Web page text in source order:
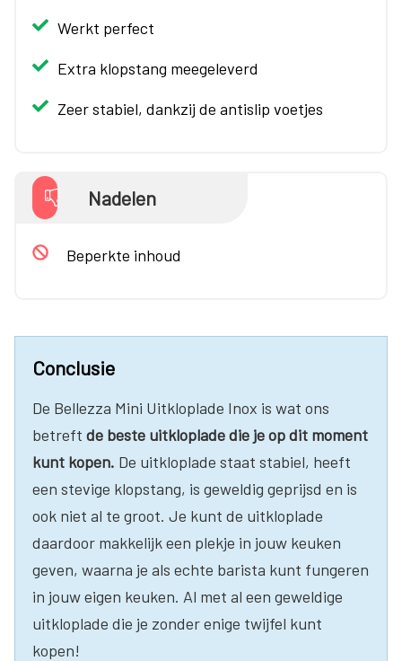
Werkt perfect
Extra klopstang meegeleverd
Zeer stabiel, dankzij de antislip voetjes
Nadelen
Beperkte inhoud
Conclusie
De Bellezza Mini Uitkloplade Inox is wat ons
betreft de beste uitkloplade die je op dit moment
kunt kopen. De uitkloplade staat stabiel, heeft
een stevige klopstang, is geweldig geprijsd en is
ook niet al te groot. Je kunt de uitkloplade
daardoor makkelijk een plekje in jouw keuken
geven, waarna je als echte barista kunt fungeren
in jouw eigen keuken. Al met al een geweldige
uitkloplade die je zonder enige twijfel kunt
kopen!